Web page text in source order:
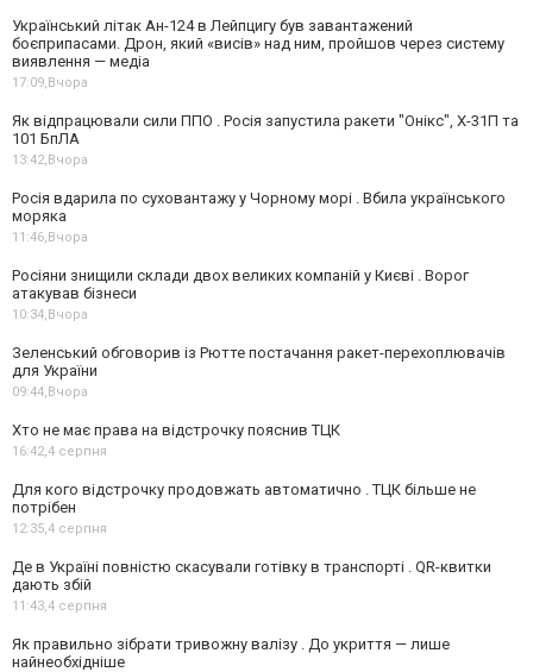
Український літак Ан-124 в Лейпцигу був завантажений
боєприпасами. Дрон, який «висів» над ним, пройшов через систему
виявлення — медіа
17:09,Вчора
Як відпрацювали сили ППО . Росія запустила ракети "Онікс", Х-31П та
101 БпЛА
13:42,Вчора
Росія вдарила по суховантажу у Чорному морі . Вбила українського
моряка
11:46,Вчора
Росіяни знищили склади двох великих компаній у Києві . Ворог
атакував бізнеси
10:34,Вчора
Зеленський обговорив із Рютте постачання ракет-перехоплювачів
для України
09:44,Вчора
Хто не має права на відстрочку пояснив ТЦК
16:42,4 серпня
Для кого відстрочку продовжать автоматично . ТЦК більше не
потрібен
12:35,4 серпня
Де в Україні повністю скасували готівку в транспорті . QR-квитки
дають збій
11:43,4 серпня
Як правильно зібрати тривожну валізу . До укриття — лише
найнеобхідніше